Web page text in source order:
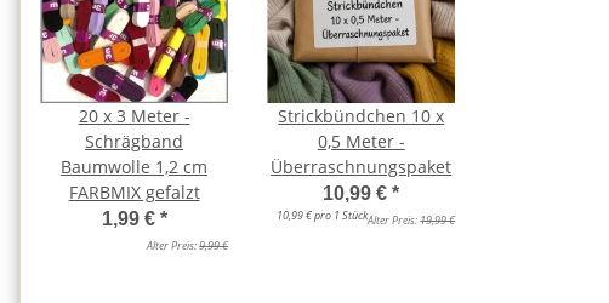
20 x 3 Meter -
Schrägband
Baumwolle 1,2 cm
FARBMIX gefalzt
1,99 € *
Alter Preis:9,99 €
Strickbündchen 10 x
0,5 Meter -
Überraschnungspaket
10,99 €*
10,99 € pro 1 StückAlter Preis:19,99 €